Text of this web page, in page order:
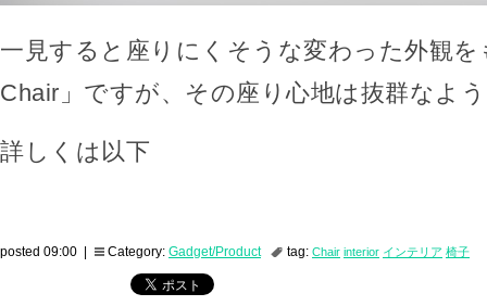
一見すると座りにくそうな変わった外観を
Chair」ですが、その座り心地は抜群なよ
詳しくは以下
posted 09:00 | Category: Gadget/Product tag: Chair interior インテリア 椅子